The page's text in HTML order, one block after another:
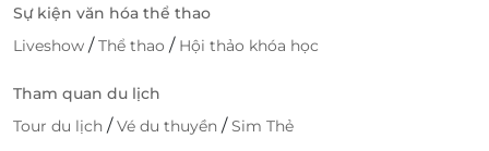
Sự kiện văn hóa thể thao
Liveshow /Thể thao / Hội thảo khóa học
Tham quan du lịch
Tour du lịch /Vé du thuyền /Sim Thẻ